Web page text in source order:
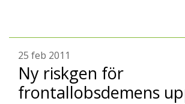
25 feb 2011
Ny riskgen för
frontallobsdemens